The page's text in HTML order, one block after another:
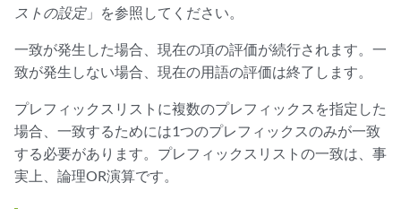
ストの設定」を参照してください。
一致が発生した場合、現在の項の評価が続行されます。一
致が発生しない場合、現在の用語の評価は終了します。
プレフィックスリストに複数のプレフィックスを指定した
場合、一致するためには1つのプレフィックスのみが一致
する必要があります。プレフィックスリストの一致は、事
実上、論理OR演算です。